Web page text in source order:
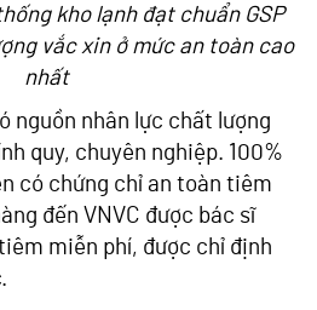
kho lạnh đạt chuẩn GSP
vắc xin ở mức an toàn cao
nhất
nguồn nhân lực chất lượng
quy, chuyên nghiệp. 100%
có chứng chỉ an toàn tiêm
đến VNVC được bác sĩ
miễn phí, được chỉ định